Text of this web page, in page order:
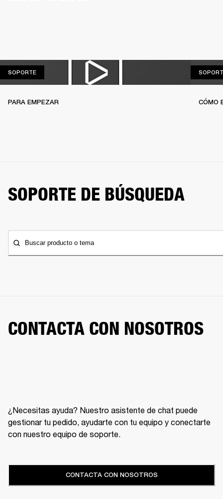
SOPORTESOPORTE
PARA EMPEZAR CÓMO
SOPORTE DE BÚSQUEDA
Buscar producto o tema
CONTACTA CON NOSOTROS
¿Necesitas ayuda? Nuestro asistente de chat puede
gestionar tu pedido, ayudarte con tu equipo y conectarte
con nuestro equipo de soporte.
CONTACTA CON NOSOTROS